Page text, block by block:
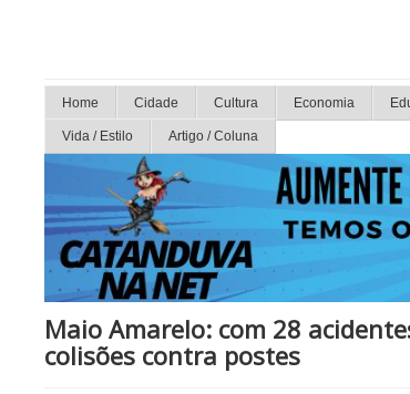
Home Cidade Cultura Economia
Vida / Estilo Artigo / Coluna
Maio Amarelo: com 28
colisões contra postes